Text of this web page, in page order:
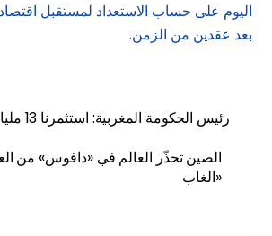
اليوم على حساب الاستعداد لمستقبل
بعد عقدين من الزمن.
رئيس
الصين تحذّر العالم في «دافوس» من
الغاب»